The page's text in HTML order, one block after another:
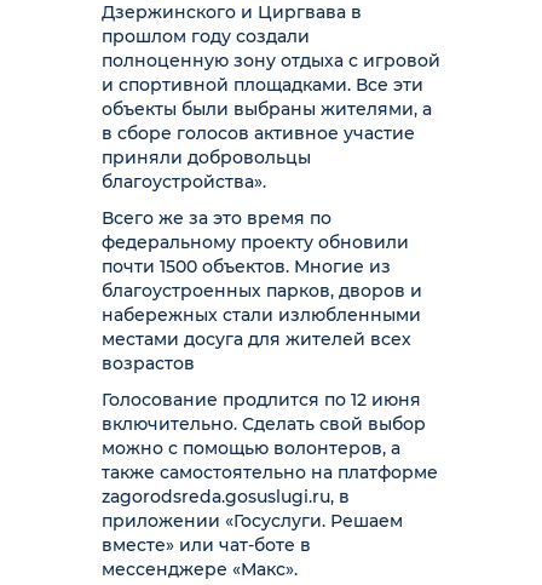
Дзержинского и Циргвава в
прошлом году создали
полноценную зону отдыха с игровой
и спортивной площадками. Все эти
объекты были выбраны жителями, а
в сборе голосов активное участие
приняли добровольцы
благоустройства».
Всего же за это время по
федеральному проекту обновили
почти 1500 объектов. Многие из
благоустроенных парков, дворов и
набережных стали излюбленными
местами досуга для жителей всех
возрастов
Голосование продлится по 12 июня
включительно. Сделать свой выбор
можно с помощью волонтеров, а
также самостоятельно на платформе
zagorodsreda.gosuslugi.ru, в
приложении «Госуслуги. Решаем
вместе» или чат-боте в
мессенджере «Макс».